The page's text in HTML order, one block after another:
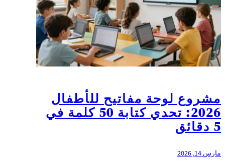
مشروع لوحة مفاتيح للأطفال
2026: تحدي كتابة 50 كلمة في
5 دقائق
مارس 14, 2026